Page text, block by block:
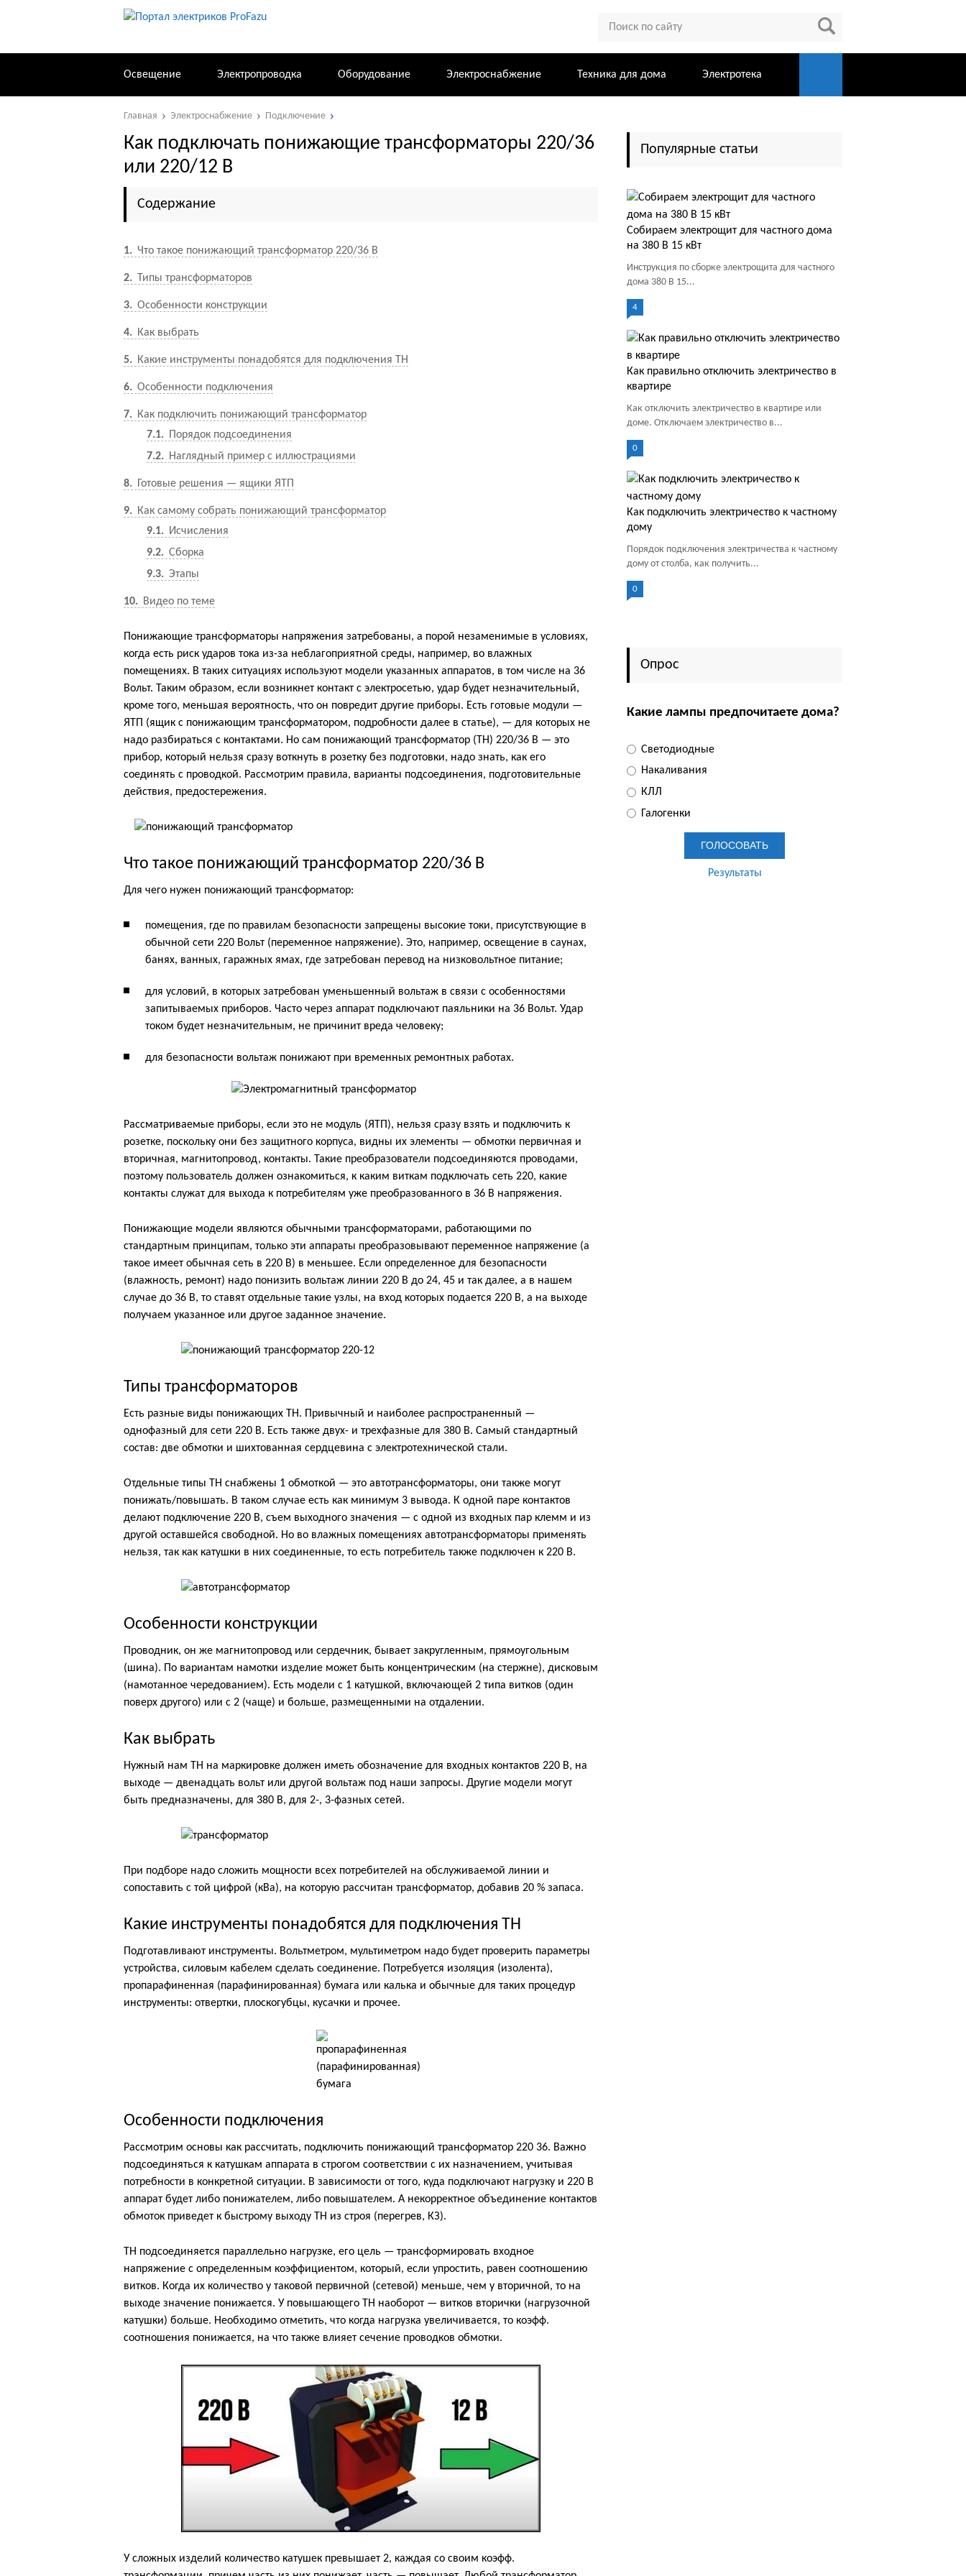
Освещение Электропроводка Оборудование Электроснабжение Техника для дома Электротека
Главная Электроснабжение Подключение
Как подключать понижающие трансформаторы 220/36
или 220/12 В
Содержание
1 Что такое понижающий трансформатор 220/36 В
2 Типы трансформаторов
3 Особенности конструкции
4 Как выбрать
5 Какие инструменты понадобятся для подключения ТН
6 Особенности подключения
7
Как подключить понижающий трансформатор
7.1
Порядок подсоединения
7.2
Наглядный пример с иллюстрациями
8 Готовые решения — ящики ЯТП
9
Как самому собрать понижающий трансформатор
9.1
Исчисления
9.2
Сборка
9.3
Этапы
10 Видео по теме
Понижающие трансформаторы напряжения затребованы, а порой незаменимые в условиях,
когда есть риск ударов тока из-за неблагоприятной среды, например, во влажных
помещениях. В таких ситуациях используют модели указанных аппаратов, в том числе на 36
Вольт. Таким образом, если возникнет контакт с электросетью, удар будет незначительный,
кроме того, меньшая вероятность, что он повредит другие приборы. Есть готовые модули —
ЯТП (ящик с понижающим трансформатором, подробности далее в статье), — для которых не
надо разбираться с контактами. Но сам понижающий трансформатор (ТН) 220/36 В — это
прибор, который нельзя сразу воткнуть в розетку без подготовки, надо знать, как его
соединять с проводкой. Рассмотрим правила, варианты подсоединения, подготовительные
действия, предостережения.
Что такое понижающий трансформатор 220/36 В
Для чего нужен понижающий трансформатор:
помещения, где по правилам безопасности запрещены высокие токи, присутствующие в
обычной сети 220 Вольт (переменное напряжение). Это, например, освещение в саунах,
банях, ванных, гаражных ямах, где затребован перевод на низковольтное питание;
для условий, в которых затребован уменьшенный вольтаж в связи с особенностями
запитываемых приборов. Часто через аппарат подключают паяльники на 36 Вольт. Удар
током будет незначительным, не причинит вреда человеку;
для безопасности вольтаж понижают при временных ремонтных работах.
Рассматриваемые приборы, если это не модуль (ЯТП), нельзя сразу взять и подключить к
розетке, поскольку они без защитного корпуса, видны их элементы — обмотки первичная и
вторичная, магнитопровод, контакты. Такие преобразователи подсоединяются проводами,
поэтому пользователь должен ознакомиться, к каким виткам подключать сеть 220, какие
контакты служат для выхода к потребителям уже преобразованного в 36 В напряжения.
Понижающие модели являются обычными трансформаторами, работающими по
стандартным принципам, только эти аппараты преобразовывают переменное напряжение (а
такое имеет обычная сеть в 220 В) в меньшее. Если определенное для безопасности
(влажность, ремонт) надо понизить вольтаж линии 220 В до 24, 45 и так далее, а в нашем
случае до 36 В, то ставят отдельные такие узлы, на вход которых подается 220 В, а на выходе
получаем указанное или другое заданное значение.
Типы трансформаторов
Есть разные виды понижающих ТН. Привычный и наиболее распространенный —
однофазный для сети 220 В. Есть также двух- и трехфазные для 380 В. Самый стандартный
состав: две обмотки и шихтованная сердцевина с электротехнической стали.
Отдельные типы ТН снабжены 1 обмоткой — это автотрансформаторы, они также могут
понижать/повышать. В таком случае есть как минимум 3 вывода. К одной паре контактов
делают подключение 220 В, съем выходного значения — с одной из входных пар клемм и из
другой оставшейся свободной. Но во влажных помещениях автотрансформаторы применять
нельзя, так как катушки в них соединенные, то есть потребитель также подключен к 220 В.
Особенности конструкции
Проводник, он же магнитопровод или сердечник, бывает закругленным, прямоугольным
(шина). По вариантам намотки изделие может быть концентрическим (на стержне), дисковым
(намотанное чередованием). Есть модели с 1 катушкой, включающей 2 типа витков (один
поверх другого) или с 2 (чаще) и больше, размещенными на отдалении.
Как выбрать
Нужный нам ТН на маркировке должен иметь обозначение для входных контактов 220 В, на
выходе — двенадцать вольт или другой вольтаж под наши запросы. Другие модели могут
быть предназначены, для 380 В, для 2-, 3-фазных сетей.
При подборе надо сложить мощности всех потребителей на обслуживаемой линии и
сопоставить с той цифрой (кВа), на которую рассчитан трансформатор, добавив 20 % запаса.
Какие инструменты понадобятся для подключения ТН
Подготавливают инструменты. Вольтметром, мультиметром надо будет проверить параметры
устройства, силовым кабелем сделать соединение. Потребуется изоляция (изолента),
пропарафиненная (парафинированная) бумага или калька и обычные для таких процедур
инструменты: отвертки, плоскогубцы, кусачки и прочее.
Особенности подключения
Рассмотрим основы как рассчитать, подключить понижающий трансформатор 220 36. Важно
подсоединяться к катушкам аппарата в строгом соответствии с их назначением, учитывая
потребности в конкретной ситуации. В зависимости от того, куда подключают нагрузку и 220 В
аппарат будет либо понижателем, либо повышателем. А некорректное объединение контактов
обмоток приведет к быстрому выходу ТН из строя (перегрев, КЗ).
ТН подсоединяется параллельно нагрузке, его цель — трансформировать входное
напряжение с определенным коэффициентом, который, если упростить, равен соотношению
витков. Когда их количество у таковой первичной (сетевой) меньше, чем у вторичной, то на
выходе значение понижается. У повышающего ТН наоборот — витков вторички (нагрузочной
катушки) больше. Необходимо отметить, что когда нагрузка увеличивается, то коэфф.
соотношения понижается, на что также влияет сечение проводков обмотки.
У сложных изделий количество катушек превышает 2, каждая со своим коэфф.
Популярные статьи
Собираем электрощит для частного дома
на 380 В 15 кВт
Инструкция по сборке электрощита для частного
дома 380 В 15...
4
Как правильно отключить электричество в
квартире
Как отключить электричество в квартире или
доме. Отключаем электричество в...
0
Как подключить электричество к частному
дому
Порядок подключения электричества к частному
дому от столба, как получить...
0
Опрос
Какие лампы предпочитаете дома?
Светодиодные
Накаливания
КЛЛ
Галогенки
Результаты